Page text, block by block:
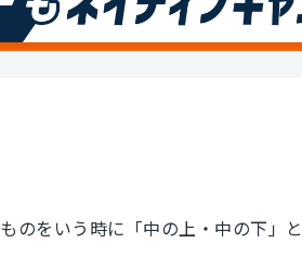
のをいう時に「中の上・中の下」